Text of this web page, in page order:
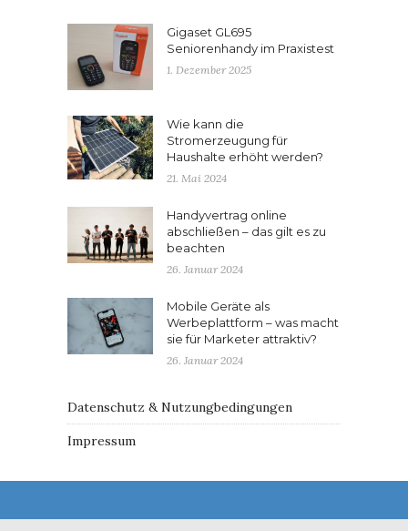
Gigaset GL695
Seniorenhandy im Praxistest
1. Dezember 2025
Wie kann die
Stromerzeugung für
Haushalte erhöht werden?
21. Mai 2024
Handyvertrag online
abschließen – das gilt es zu
beachten
26. Januar 2024
Mobile Geräte als
Werbeplattform – was macht
sie für Marketer attraktiv?
26. Januar 2024
Datenschutz & Nutzungbedingungen
Impressum